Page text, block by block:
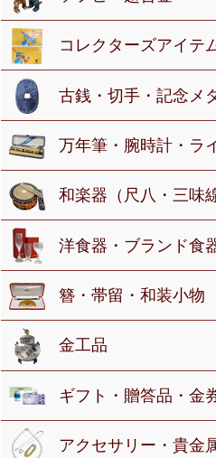
コレクターズアイテ
古銭・切手・記念メ
万年筆・腕時計・ラ
和楽器（尺八・三味
洋食器・ブランド食
簪・帯留・和装小物
金工品
ギフト・贈答品・金
アクセサリー・貴金